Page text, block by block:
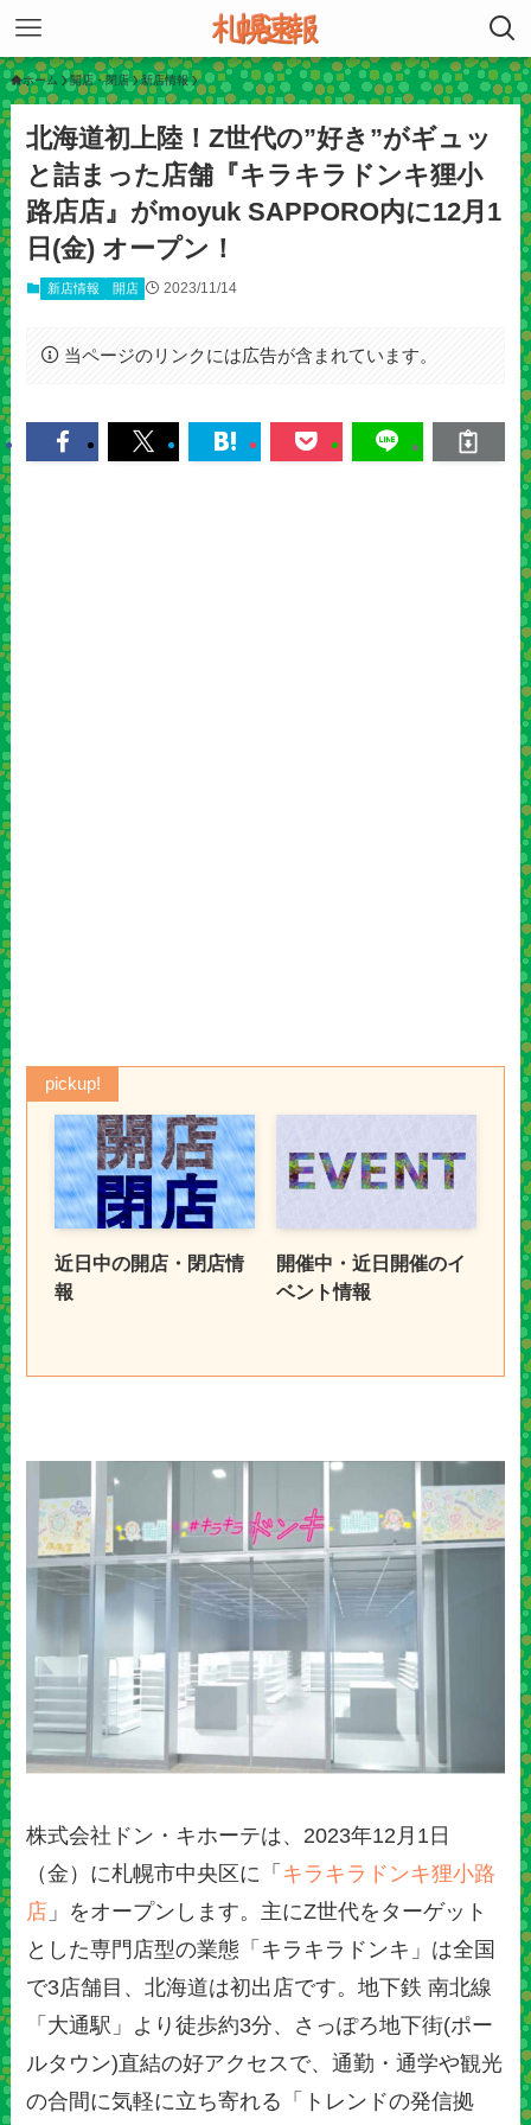
ホーム 開店・閉店 新店情報
北海道初上陸！Z世代の”好き”がギュッ
と詰まった店舗『キラキラドンキ狸小
路店店』がmoyuk SAPPORO内に12月1
日(金) オープン！
新店情報 開店 2023/11/14
当ページのリンクには広告が含まれています。
pickup!
近日中の開店・閉店情
報
開催中・近日開催のイ
ベント情報
株式会社ドン・キホーテは、2023年12月1日
（金）に札幌市中央区に「 キラキラドンキ狸小路
店 」をオープンします。主にZ世代をターゲット
とした専門店型の業態「キラキラドンキ」は全国
で3店舗目、北海道は初出店です。地下鉄 南北線
「大通駅」より徒歩約3分、さっぽろ地下街(ポー
ルタウン)直結の好アクセスで、通勤・通学や観光
の合間に気軽に立ち寄れる「トレンドの発信拠